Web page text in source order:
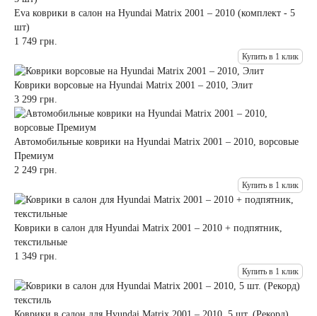
Eva коврики в салон на Hyundai Matrix 2001 – 2010 (комплект - 5
шт)
1 749 грн.
Купить в 1 клик
Коврики ворсовые на Hyundai Matrix 2001 – 2010, Элит
3 299 грн.
Автомобильные коврики на Hyundai Matrix 2001 – 2010, ворсовые
Премиум
2 249 грн.
Купить в 1 клик
Коврики в салон для Hyundai Matrix 2001 – 2010 + подпятник,
текстильные
1 349 грн.
Купить в 1 клик